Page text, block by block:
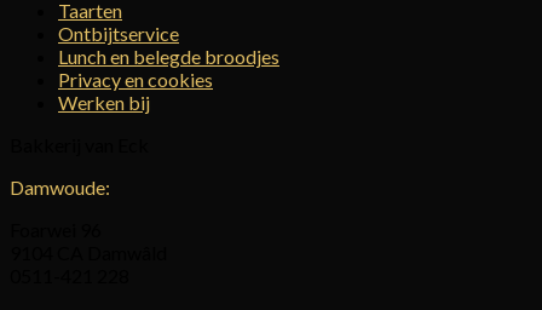
Taarten
Ontbijtservice
Lunch en belegde broodjes
Privacy en cookies
Werken bij
Damwoude: